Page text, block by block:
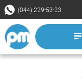
(044) 229-53-23